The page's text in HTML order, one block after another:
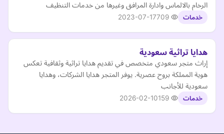
الرخام بالالماس وادارة المرافق وغيرها من خدمات التنظيف
خدمات 2023-07-17
هدايا تراثية سعودية
إراث متجر سعودي متخصص في تقديم هدايا تراثية وثقافية تعكس
هوية المملكة بروح عصرية. يوفر المتجر هدايا الشركات، وهدايا
سعودية للأجانب
خدمات 2026-02-10